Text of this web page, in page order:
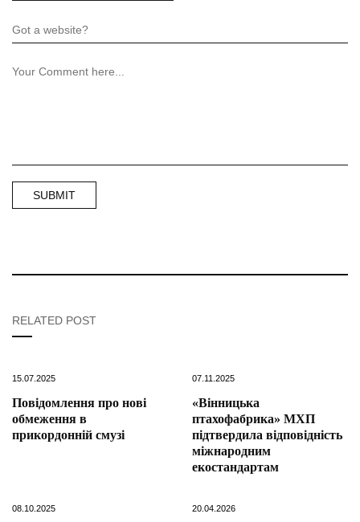
RELATED POST
15.07.2025
Повідомлення про нові
обмеження в
прикордонній смузі
07.11.2025
«Вінницька
птахофабрика» МХП
підтвердила відповідність
міжнародним
екостандартам
08.10.2025 20.04.2026